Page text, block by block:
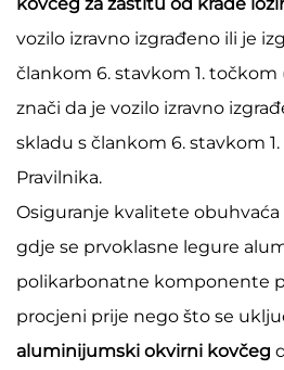
vozilo izravno izgrađeno ili je
člankom 6. stavkom 1. točkom
znači da je vozilo izravno
skladu s člankom 6. stavkom
Pravilnika.
Osiguranje kvalitete obuhvaća
gdje se prvoklasne legure
polikarbonatne komponente
procjeni prije nego što se
aluminijumski okvirni kovčeg